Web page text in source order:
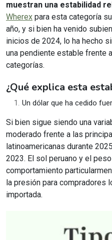
muestran una estabilidad
Wherex para esta categoría
año, y si bien ha venido
inicios de 2024, lo ha hecho
una pendiente estable frente
categorías.
¿Qué explica esta
Un dólar que ha cedido
Si bien sigue siendo una
moderado frente a las
latinoamericanas durante
2023. El sol peruano y el
comportamiento
la presión para compradores
importada.